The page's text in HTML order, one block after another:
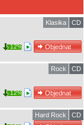
CD
Klasika
12%
CD
Rock
12%
CD
Hard Rock